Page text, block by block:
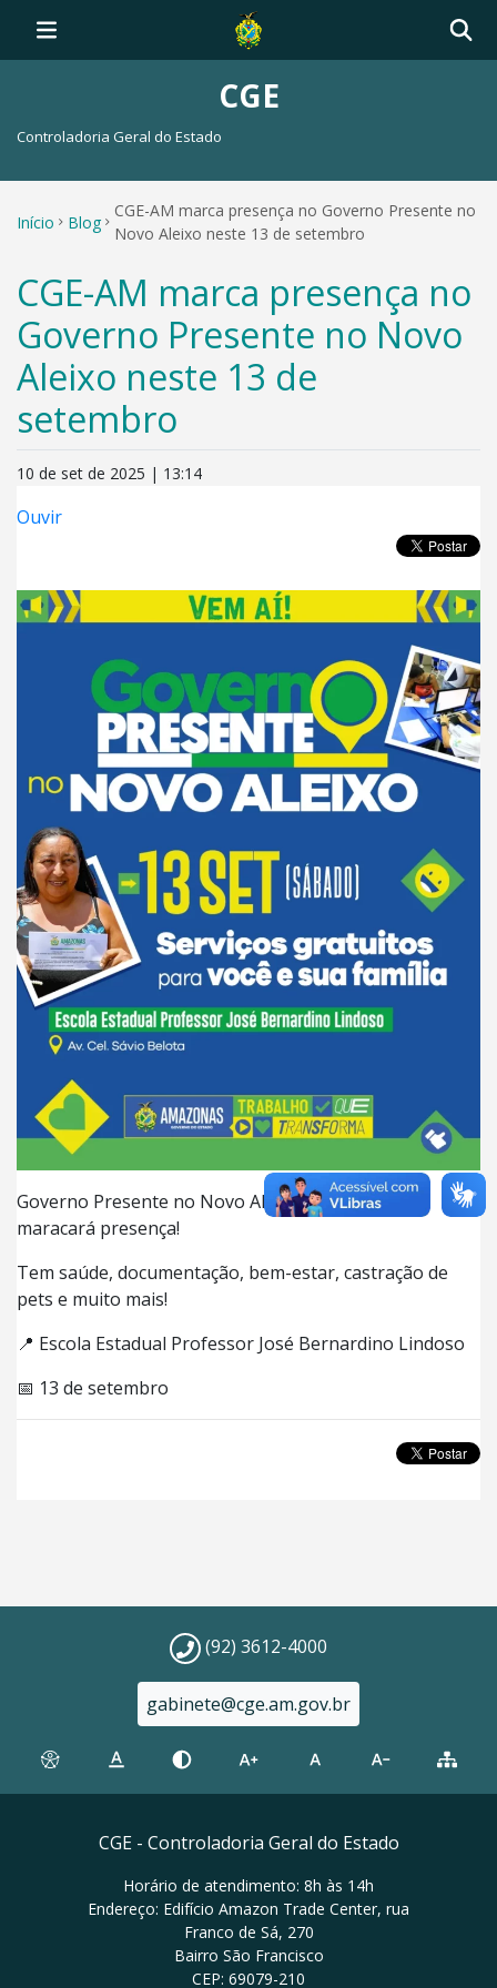
CGE
Controladoria Geral do Estado
Início Blog
CGE-AM marca presença no Governo Presente no
Novo Aleixo neste 13 de setembro
CGE-AM marca presença no
Governo Presente no Novo
Aleixo neste 13 de
setembro
10 de set de 2025 | 13:14
Ouvir
Governo Presente no Novo Aleixo 🚀 E a CGE-AM
maracará presença!
Tem saúde, documentação, bem-estar, castração de
pets e muito mais!
📍 Escola Estadual Professor José Bernardino Lindoso
📅 13 de setembro
(92) 3612-4000
gabinete@cge.am.gov.br
CGE - Controladoria Geral do Estado
Horário de atendimento: 8h às 14h
Endereço: Edifício Amazon Trade Center, rua
Franco de Sá, 270
Bairro São Francisco
CEP: 69079-210